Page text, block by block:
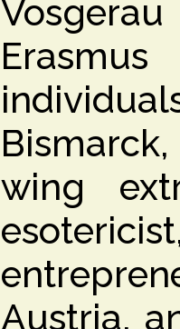
wing
Austria,